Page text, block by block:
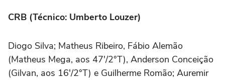
CRB (Técnico: Umberto Louzer)
Diogo Silva; Matheus Ribeiro, Fábio Alemão
(Matheus Mega, aos 47'/2°T), Anderson Conceição
(Gilvan, aos 16'/2°T) e Guilherme Romão; Auremir